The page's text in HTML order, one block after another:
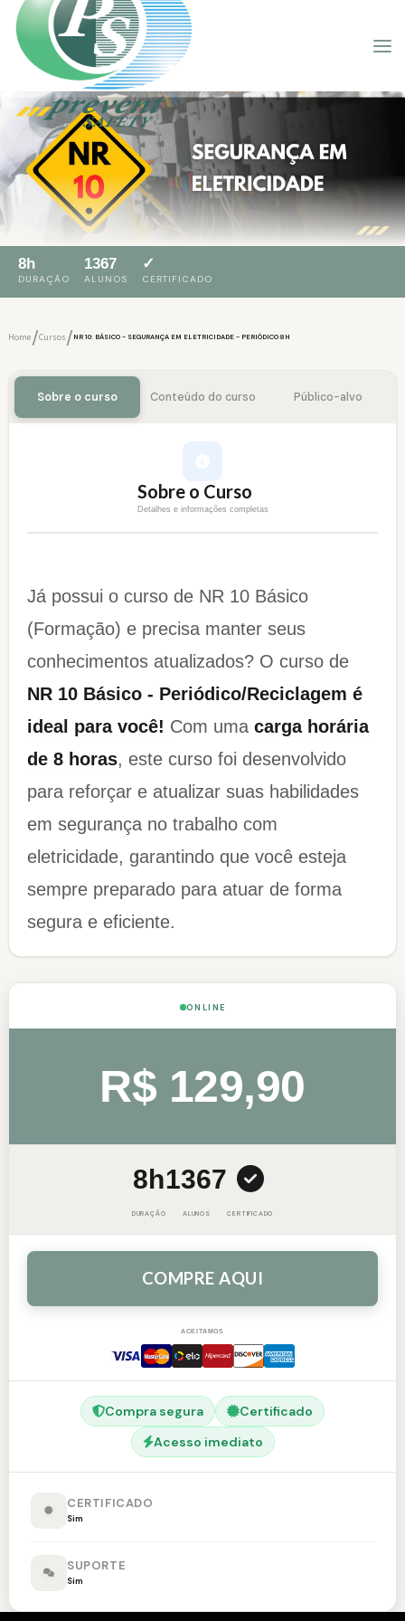
8h
DURAÇÃO
1367
ALUNOS
✓
CERTIFICADO
Home/Cursos/ NR 10: BÁSICO - SEGURANÇA EM ELETRICIDADE - PERIÓDICO 8H
Sobre o curso Conteúdo do curso Público-alvo
Sobre o Curso
Detalhes e informações completas
Já possui o curso de NR 10 Básico
(Formação) e precisa manter seus
conhecimentos atualizados? O curso de
NR 10 Básico - Periódico/Reciclagem é
ideal para você! Com uma carga horária
de 8 horas, este curso foi desenvolvido
para reforçar e atualizar suas habilidades
em segurança no trabalho com
eletricidade, garantindo que você esteja
sempre preparado para atuar de forma
segura e eficiente.
ONLINE
R$ 129,90
8h
DURAÇÃO
1367
ALUNOS CERTIFICADO
COMPRE AQUI
ACEITAMOS
Compra segura
Certificado
Acesso imediato
CERTIFICADO
Sim
SUPORTE
Sim